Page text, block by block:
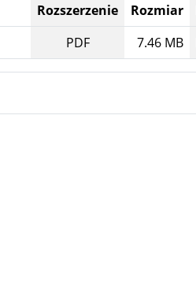
Rozszerzenie Rozmiar
PDF 7.46 MB